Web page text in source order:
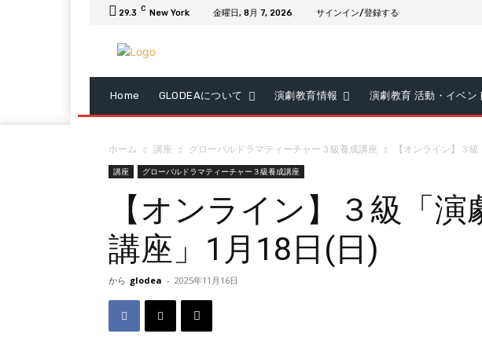
29.3 C New York 金曜日, 8月 7, 2026 サインイン/登録する
Home GLODEAについて 演劇教育情報 演劇教育 活動・イベン
ホーム 講座 グローバルドラマティーチャー３級養成講座 【オンライン】３
講座 グローバルドラマティーチャー３級養成講座
【オンライン】３級「演
講座」1月18日(日)
から glodea - 2025年11月16日